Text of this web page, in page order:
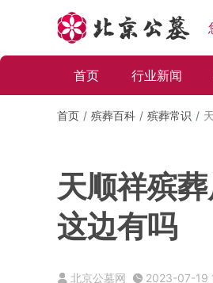
首页 行业新闻
首页 殡葬百科 殡葬常识
天顺祥殡
这边有吗
北京公墓网 2023-07-19